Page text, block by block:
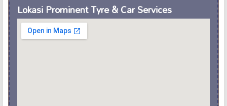
Lokasi Prominent Tyre & Car Services